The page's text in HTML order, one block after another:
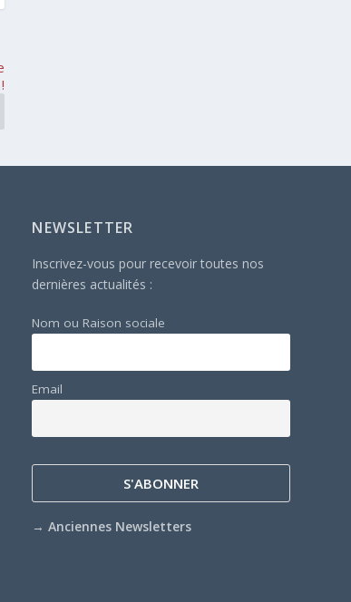
NEWSLETTER
Inscrivez-vous pour recevoir toutes nos
dernières actualités :
Nom ou Raison sociale
Email
→Anciennes Newsletters